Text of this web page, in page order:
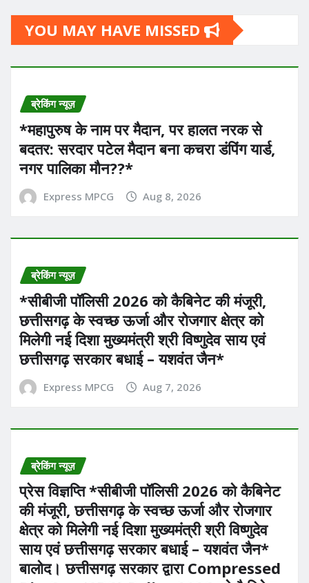
YOU MAY HAVE MISSED
ब्रेकिंग न्यूज़
*महापुरुष के नाम पर मैदान, पर हालत नरक से
बदतर: सरदार पटेल मैदान बना कचरा डंपिंग यार्ड,
नगर पालिका मौन??*
Express MPCG Aug 8, 2026
ब्रेकिंग न्यूज़
*सीबीजी पॉलिसी 2026 को कैबिनेट की मंजूरी,
छत्तीसगढ़ के स्वच्छ ऊर्जा और रोजगार क्षेत्र को
मिलेगी नई दिशा मुख्यमंत्री श्री विष्णुदेव साय एवं
छत्तीसगढ़ सरकार बधाई – यशवंत जैन*
Express MPCG Aug 7, 2026
ब्रेकिंग न्यूज़
प्रेस विज्ञप्ति *सीबीजी पॉलिसी 2026 को कैबिनेट
की मंजूरी, छत्तीसगढ़ के स्वच्छ ऊर्जा और रोजगार
क्षेत्र को मिलेगी नई दिशा मुख्यमंत्री श्री विष्णुदेव
साय एवं छत्तीसगढ़ सरकार बधाई – यशवंत जैन*
बालोद। छत्तीसगढ़ सरकार द्वारा Compressed